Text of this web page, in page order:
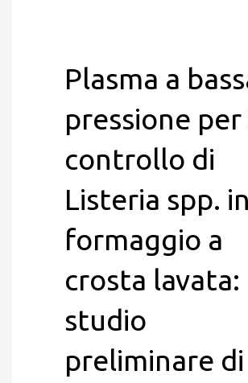
Plasma a
pressione per
controllo di
Listeria spp. in
formaggio a
crosta lavata:
studio
preliminare di